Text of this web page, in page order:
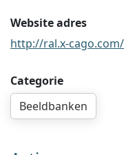
Website adres
http://ral.x-cago.com/
Categorie
Beeldbanken